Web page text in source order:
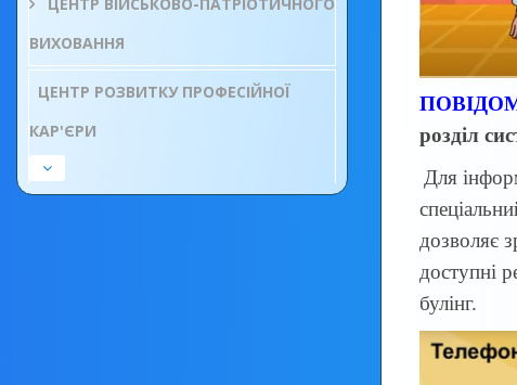
ВИХОВАННЯ
ЦЕНТР РОЗВИТКУ ПРОФЕСІЙНОЇ
КАР'ЄРИ
розділ
Для
дозволяє
доступні
булінг.